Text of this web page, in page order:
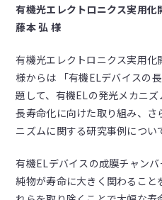
有機光エレクトロニクス実用化
藤本 弘 様
有機光エレクトロニクス実用化
様からは 「有機ELデバイスの
題して、有機ELの発光メカニズ
長寿命化に向けた取り組み、
ニズムに関する研究事例につい
有機ELデバイスの成膜チャン
純物が寿命に大きく関わるこ